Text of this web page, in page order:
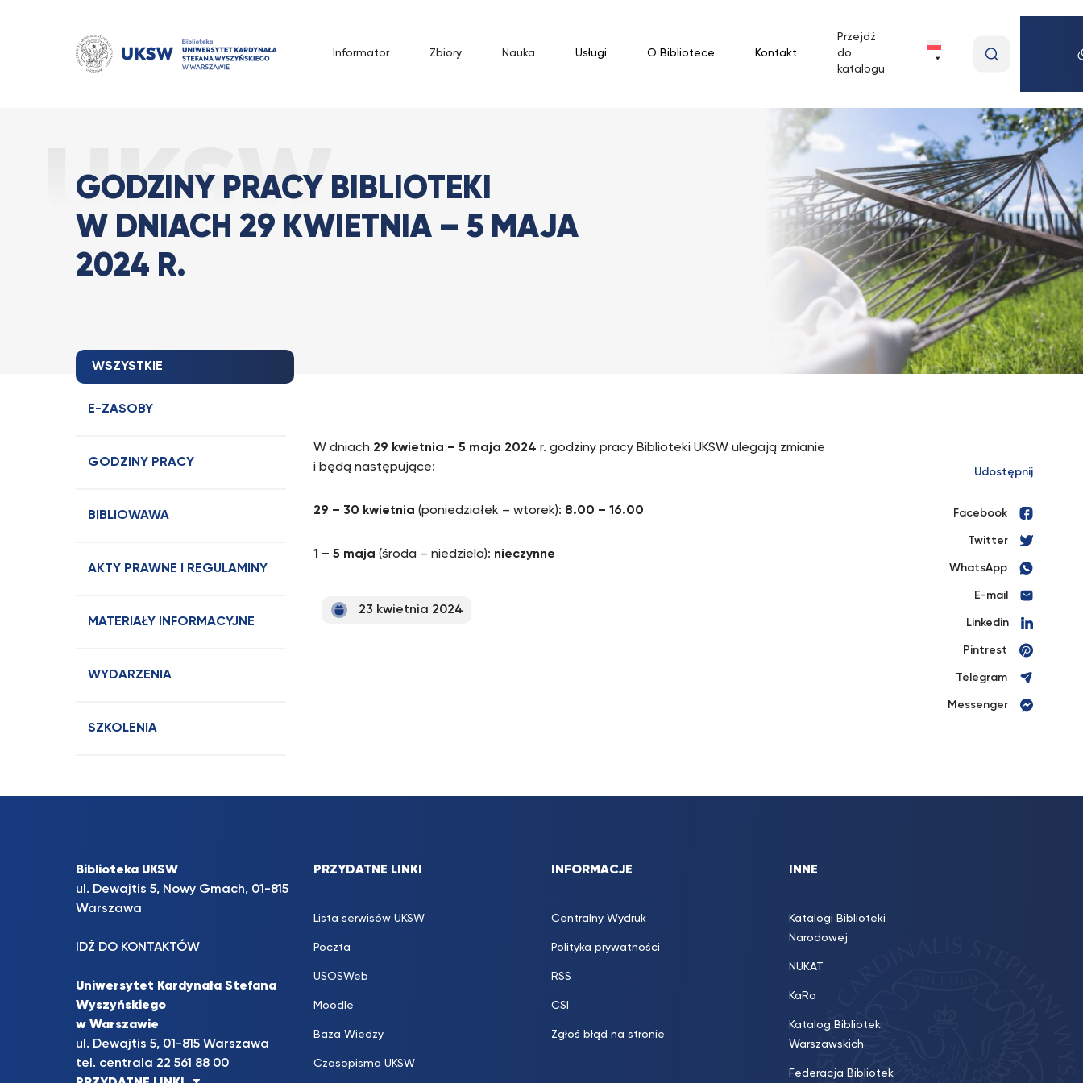
Informator Zbiory Nauka Usługi O Bibliotece Kontakt
Przejdź
do
katalogu
GODZINY PRACY BIBLIOTEKI
W DNIACH 29 KWIETNIA – 5 MAJA
2024 R.
WSZYSTKIE
E-ZASOBY
GODZINY PRACY
BIBLIOWAWA
AKTY PRAWNE I REGULAMINY
MATERIAŁY INFORMACYJNE
WYDARZENIA
SZKOLENIA
W dniach 29 kwietnia – 5 maja 2024 r. godziny pracy Biblioteki UKSW ulegają zmianie
i będą następujące:
29 – 30 kwietnia (poniedziałek – wtorek): 8.00 – 16.00
1 – 5 maja (środa – niedziela): nieczynne
23 kwietnia 2024
Udostępnij
Facebook
Twitter
WhatsApp
E-mail
Linkedin
Pintrest
Telegram
Messenger
Biblioteka UKSW
ul. Dewajtis 5, Nowy Gmach, 01-815
Warszawa
IDŹ DO KONTAKTÓW
Uniwersytet Kardynała Stefana
Wyszyńskiego
w Warszawie
ul. Dewajtis 5, 01-815 Warszawa
tel. centrala 22 561 88 00
PRZYDATNE LINKI
Lista serwisów UKSW
Poczta
USOSWeb
Moodle
Baza Wiedzy
Czasopisma UKSW
INFORMACJE
Centralny Wydruk
Polityka prywatności
RSS
CSI
Zgłoś błąd na stronie
INNE
Katalogi Biblioteki
Narodowej
NUKAT
KaRo
Katalog Bibliotek
Warszawskich
Federacja Bibliotek